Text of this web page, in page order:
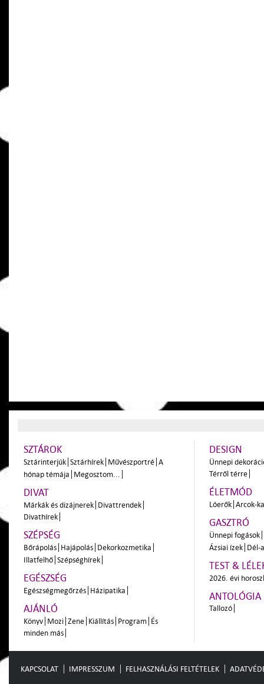
SZTÁROK
Sztárinterjúk Sztárhírek Művészportré A
hónap témája Megosztom...
DIVAT
Márkák és dizájnerek Divattrendek
Divathírek
SZÉPSÉG
Bőrápolás Hajápolás Dekorkozmetika
Illatfelhő Szépséghírek
EGÉSZSÉG
Egészségmegőrzés Házipatika
AJÁNLÓ
Könyv Mozi Zene Kiállítás Program És
minden más
DESIGN
Ünnepi
Térről térre
ÉLETMÓD
Lóerők Arcok-
GASZTRÓ
Ünnepi fogások
Ázsiai ízek Dél-
TEST &
2026. évi
ANTOLÓGIA
Tallozó
KAPCSOLAT IMPRESSZUM FELHASZNÁLÁSI FELTÉTELEK